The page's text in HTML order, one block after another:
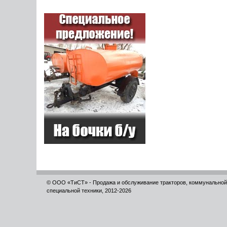
© ООО «ТиСТ» - Продажа и обслуживание тракторов,
специальной техники, 2012-2026